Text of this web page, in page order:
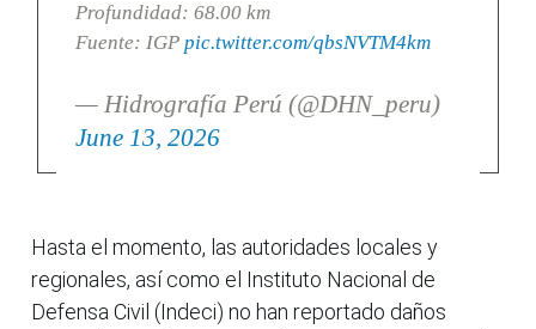
Profundidad: 68.00 km
Fuente: IGP pic.twitter.com/qbsNVTM4km
— Hidrografía Perú (@DHN_peru)
June 13, 2026
Hasta el momento, las autoridades locales y
regionales, así como el Instituto Nacional de
Defensa Civil (Indeci) no han reportado daños